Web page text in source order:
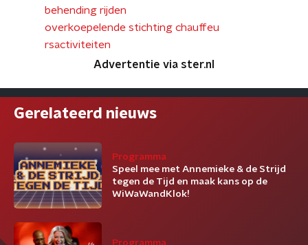
behending rijden
overkoepelende stichting chauffeu
rsactiviteiten
Advertentie via ster.nl
Gerelateerd nieuws
Programma
Speel mee met Annemieke & de Strijd
tegen de Tijd en maak kans op de
WiWaWandKlok!